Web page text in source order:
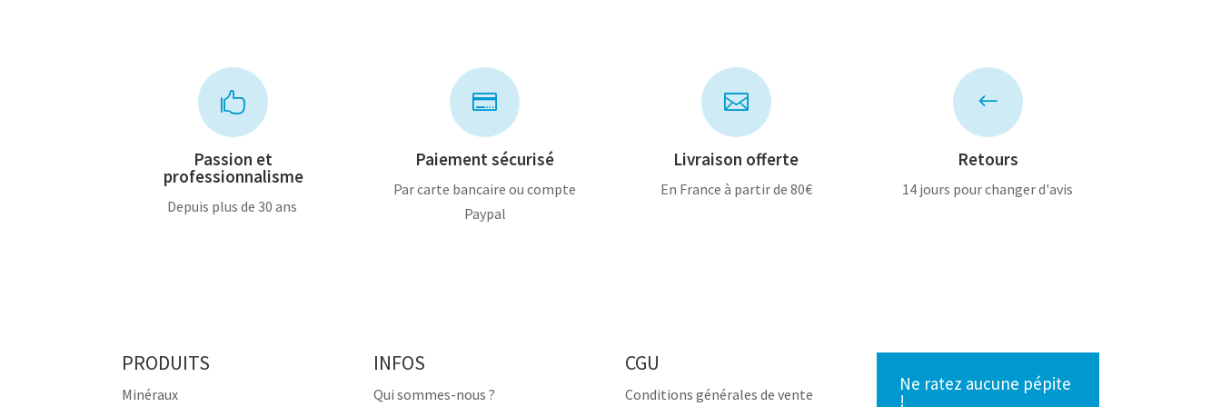

Passion et
professionnalisme
Depuis plus de 30 ans

Paiement sécurisé
Par carte bancaire ou compte
Paypal

Livraison offerte
En France à partir de 80€
#
Retours
14 jours pour changer d'avis
PRODUITS
Minéraux
INFOS
Qui sommes-nous ?
CGU
Conditions générales de vente Ne ratez aucune pépite
!